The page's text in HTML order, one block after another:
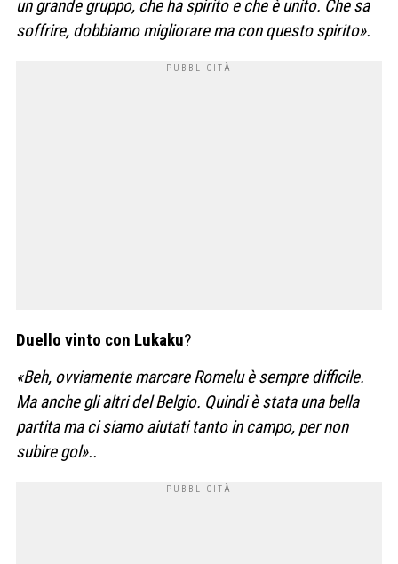
un grande gruppo, che ha spirito e che è unito. Che sa
soffrire, dobbiamo migliorare ma con questo spirito».
Duello vinto con Lukaku?
«Beh, ovviamente marcare Romelu è sempre difficile.
Ma anche gli altri del Belgio. Quindi è stata una bella
partita ma ci siamo aiutati tanto in campo, per non
subire gol»..